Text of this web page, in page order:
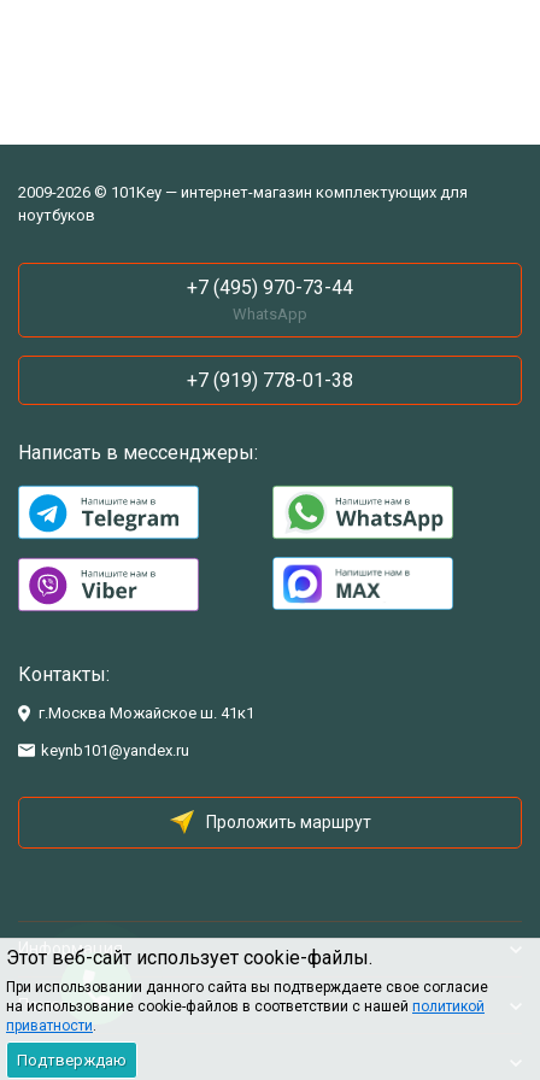
Этот веб-сайт использует cookie-файлы.
При использовании данного сайта вы подтверждаете свое согласие
на использование cookie-файлов в соответствии с нашей политикой
приватности.
Подтверждаю
2009-2026 © 101Key — интернет-магазин комплектующих для
ноутбуков
+7 (495) 970-73-44
WhatsApp
+7 (919) 778-01-38
Написать в мессенджеры:
Контакты:
г.Москва Можайское ш. 41к1
keynb101@yandex.ru
Проложить маршрут
Информация
Помощь
Информация